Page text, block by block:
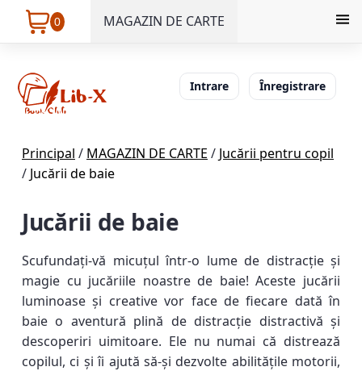
0 MAGAZIN DE CARTE
Intrare Înregistrare
Principal / MAGAZIN DE CARTE / Jucării pentru copil
/ Jucării de baie
Jucării de baie
Scufundați-vă micuțul într-o lume de distracție și
magie cu jucăriile noastre de baie! Aceste jucării
luminoase și creative vor face de fiecare dată în
baie o aventură plină de distracție distractivă și
descoperiri uimitoare. Ele nu numai că distrează
copilul, ci și îi ajută să-și dezvolte abilitățile motorii,